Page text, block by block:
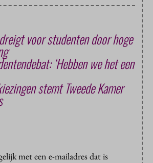
voor studenten door hoge
‘Hebben we het een
stemt Tweede Kamer
met een e-mailadres dat is